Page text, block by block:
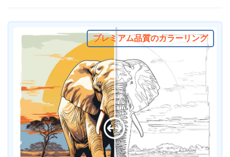
プレミアム品質のカラーリング